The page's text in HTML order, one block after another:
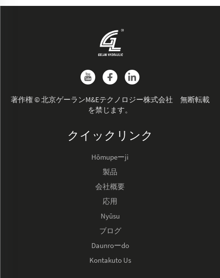
著作権 © 北京ゲーランM&Eテクノロジー株式会社 無断転載
を禁じます。
クイックリンク
Hōmupeーji
製品
会社概要
応用
Nyūsu
ブログ
Daunroーdo
Kontakuto Us